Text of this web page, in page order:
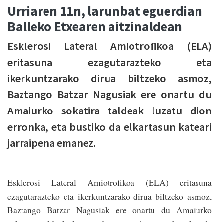
Urriaren 11n, larunbat eguerdian
Balleko Etxearen aitzinaldean
Esklerosi Lateral Amiotrofikoa (ELA)
eritasuna ezagutarazteko eta
ikerkuntzarako dirua biltzeko asmoz,
Baztango Batzar Nagusiak ere onartu du
Amaiurko sokatira taldeak luzatu dion
erronka, eta bustiko da elkartasun kateari
jarraipena emanez.
Esklerosi Lateral Amiotrofikoa (ELA) eritasuna
ezagutarazteko eta ikerkuntzarako dirua biltzeko asmoz,
Baztango Batzar Nagusiak ere onartu du Amaiurko